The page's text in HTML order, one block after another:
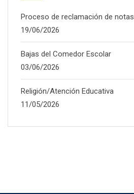
Proceso de reclamación de notas
19/06/2026
Bajas del Comedor Escolar
03/06/2026
Religión/Atención Educativa
11/05/2026